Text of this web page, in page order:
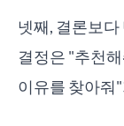
넷째, 결론보
결정은 "추천
이유를 찾아줘